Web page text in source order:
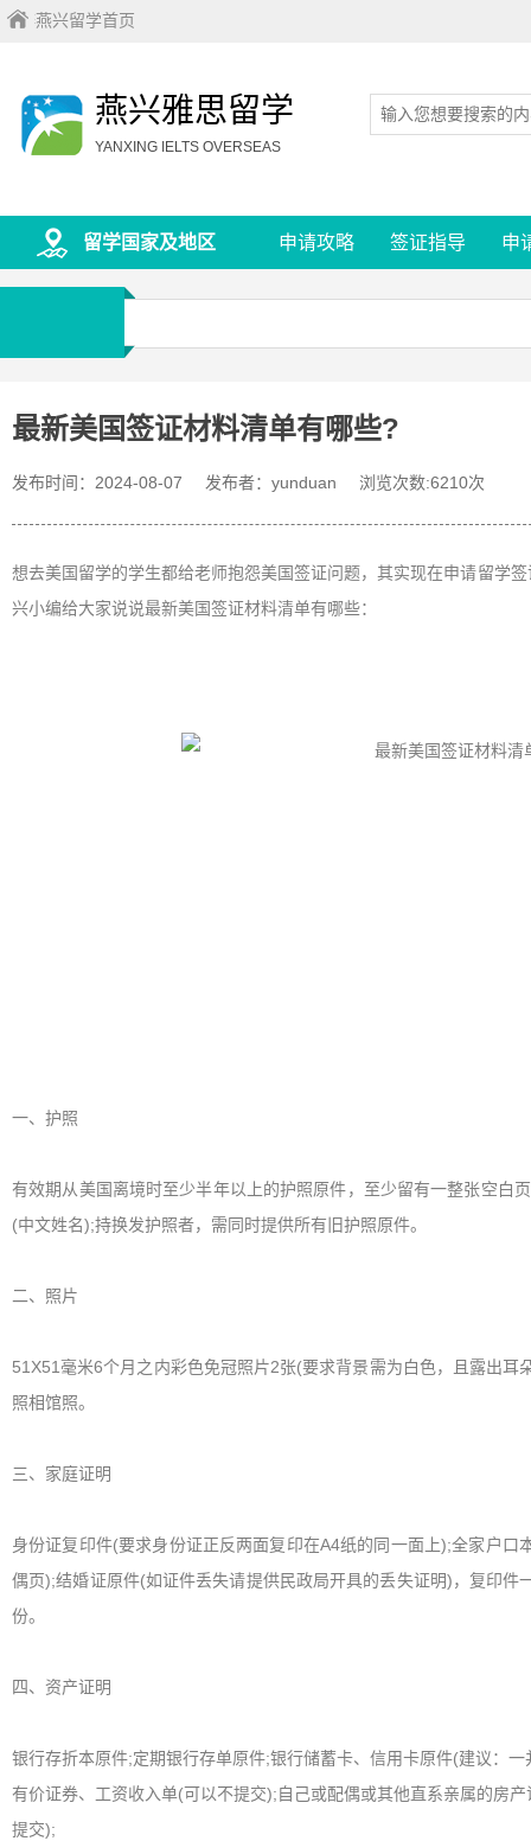
燕兴留学首页
燕兴雅思留学
YANXING IELTS OVERSEAS
留学国家及地区 申请攻略 签证指导 申
最新美国签证材料清单有哪些?
发布时间：2024-08-07 发布者：yunduan 浏览次数:6210次
想去美国留学的学生都给老师抱怨美国签证问题，其实现在申请留学
兴小编给大家说说最新美国签证材料清单有哪些：
一、护照
有效期从美国离境时至少半年以上的护照原件，至少留有一整张空白
(中文姓名);持换发护照者，需同时提供所有旧护照原件。
二、照片
51X51毫米6个月之内彩色免冠照片2张(要求背景需为白色，且露出
照相馆照。
三、家庭证明
身份证复印件(要求身份证正反两面复印在A4纸的同一面上);全家户
偶页);结婚证原件(如证件丢失请提供民政局开具的丢失证明)，复印
份。
四、资产证明
银行存折本原件;定期银行存单原件;银行储蓄卡、信用卡原件(建议：
有价证券、工资收入单(可以不提交);自己或配偶或其他直系亲属的房
提交);